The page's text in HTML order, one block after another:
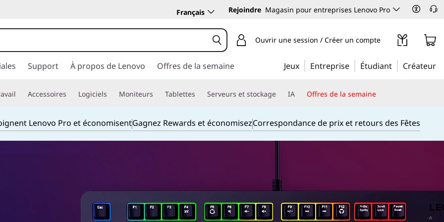
Français Rejoindre Magasin pour entreprises Lenovo Pro
Ouvrir une session / Créer un compte
Support À propos de Lenovo Offres de la semaine Jeux Entreprise Étudiant Créateur
Accessoires Logiciels Moniteurs Tablettes Serveurs et stockage IA Offres de la semaine
Lenovo Pro et économisentGagnez Rewards et économisezCorrespondance de prix et retours des Fêtes